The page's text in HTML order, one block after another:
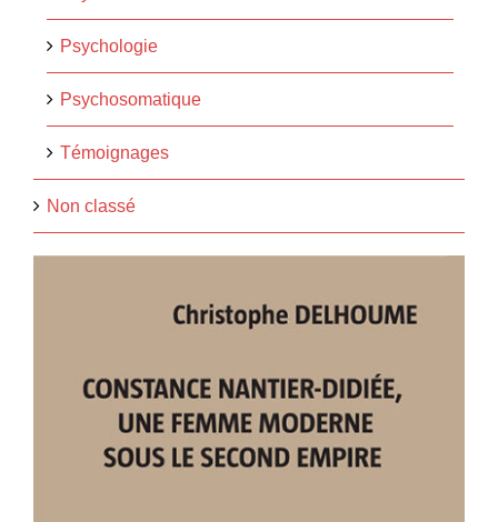
Psychologie
Psychosomatique
Témoignages
Non classé